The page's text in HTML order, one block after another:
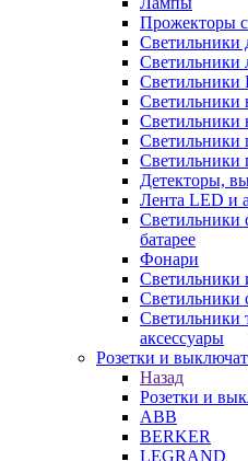
Прожекторы
Светильники
Светильники
Светильники
Светильники
Светильники
Детекторы,
Лента LED и
Светильники
батарее
Фонари
Светильники
Светильники
Светильники
аксессуары
Розетки и
Назад
Розетки и
ABB
BERKER
LEGRAND